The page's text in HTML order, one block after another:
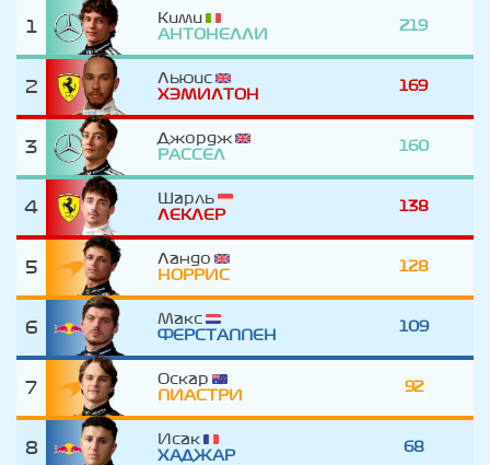
1
Кими
АНТОНЕЛЛИ
219
2
Льюис
ХЭМИЛТОН
169
3
Джордж
РАССЕЛ
160
4
Шарль
ЛЕКЛЕР
138
5
Ландо
НОРРИС
128
6
Макс
ФЕРСТАППЕН
109
7
Оскар
ПИАСТРИ
92
8
Исак
ХАДЖАР
68